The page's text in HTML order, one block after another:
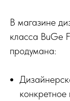
В магазине
класса BuGe
продумана:
конкретное